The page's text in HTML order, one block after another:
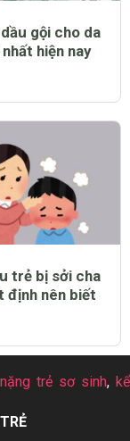
gội cho da
hiện nay
trẻ bị sởi cha
định nên biết
trẻ sơ sinh,kể